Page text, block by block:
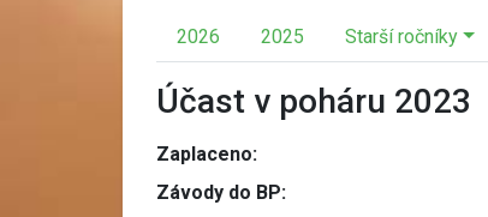
2026 2025 Starší ročníky
Účast v poháru 2023
Zaplaceno:
Závody do BP: